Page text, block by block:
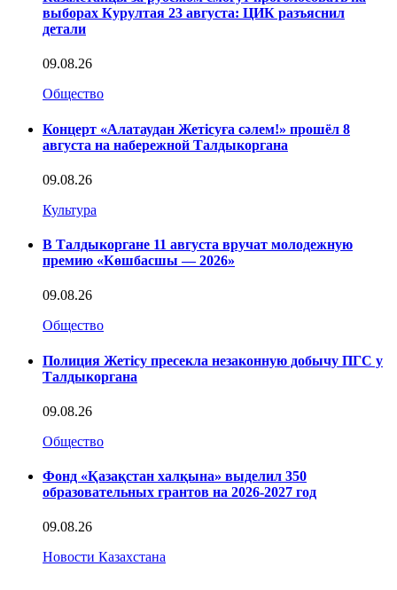
выборах Курултая 23 августа: ЦИК разъяснил
детали
09.08.26
Общество
Концерт «Алатаудан Жетісуға сәлем!» прошёл 8
августа на набережной Талдыкоргана
09.08.26
Культура
В Талдыкоргане 11 августа вручат молодежную
премию «Көшбасшы — 2026»
09.08.26
Общество
Полиция Жетісу пресекла незаконную добычу ПГС у
Талдыкоргана
09.08.26
Общество
Фонд «Қазақстан халқына» выделил 350
образовательных грантов на 2026-2027 год
09.08.26
Новости Казахстана